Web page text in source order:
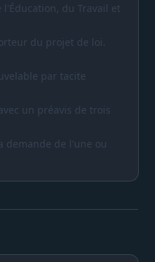
du Travail et
du projet de loi.
par tacite
un préavis de trois
demande de l'une ou